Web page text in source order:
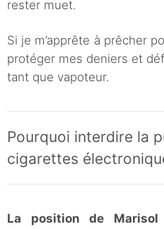
rester muet.
Si je m’apprête à prêcher
protéger mes deniers et
tant que vapoteur.
Pourquoi interdire la
cigarettes
La position de Marisol